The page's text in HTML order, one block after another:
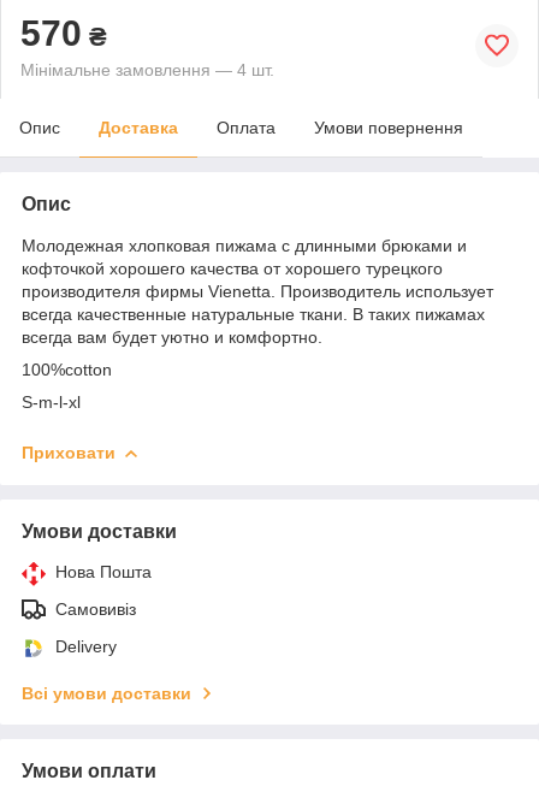
570 ₴
Мінімальне замовлення — 4 шт.
Опис Доставка Оплата Умови повернення
Опис
Молодежная хлопковая пижама с длинными брюками и
кофточкой хорошего качества от хорошего турецкого
производителя фирмы Vienetta. Производитель использует
всегда качественные натуральные ткани. В таких пижамах
всегда вам будет уютно и комфортно.
100%cotton
S-m-l-xl
Приховати
Умови доставки
Нова Пошта
Самовивіз
Delivery
Всі умови доставки
Умови оплати